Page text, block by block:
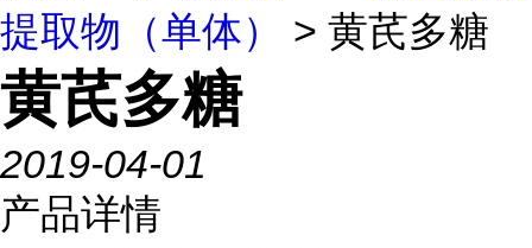
提取物（单体）
> 黄芪多糖
黄芪多糖
2019-04-01
产品详情